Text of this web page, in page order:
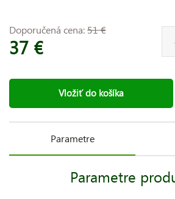
Doporučená cena:51 €
37 €
Vložiť do košíka
Parametre
Parametre